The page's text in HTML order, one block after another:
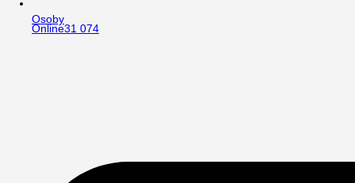
Osoby
Online31 074